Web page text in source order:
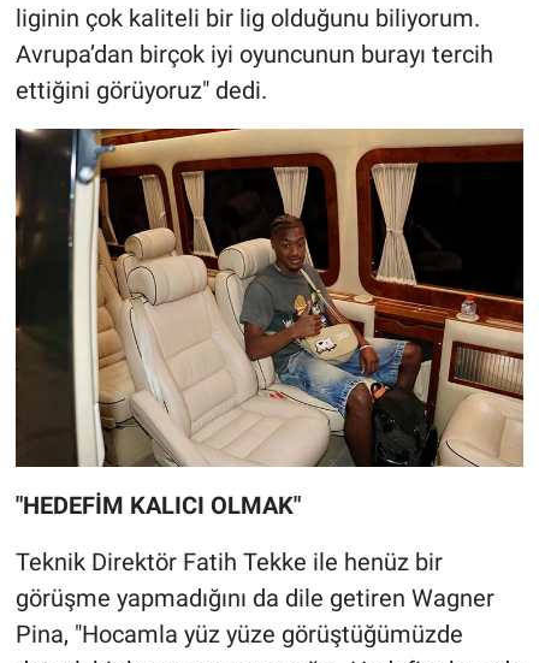
liginin çok kaliteli bir lig olduğunu biliyorum.
Avrupa’dan birçok iyi oyuncunun burayı tercih
ettiğini görüyoruz" dedi.
"HEDEFİM KALICI OLMAK"
Teknik Direktör Fatih Tekke ile henüz bir
görüşme yapmadığını da dile getiren Wagner
Pina, "Hocamla yüz yüze görüştüğümüzde